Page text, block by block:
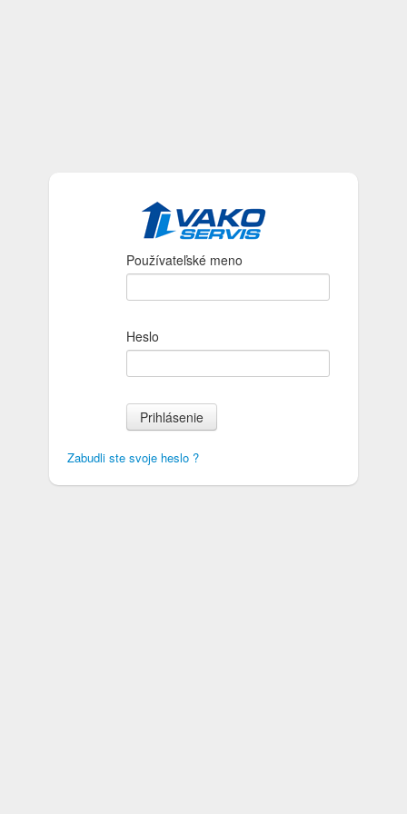
Používateľské meno
Heslo
Prihlásenie
Zabudli ste svoje heslo ?